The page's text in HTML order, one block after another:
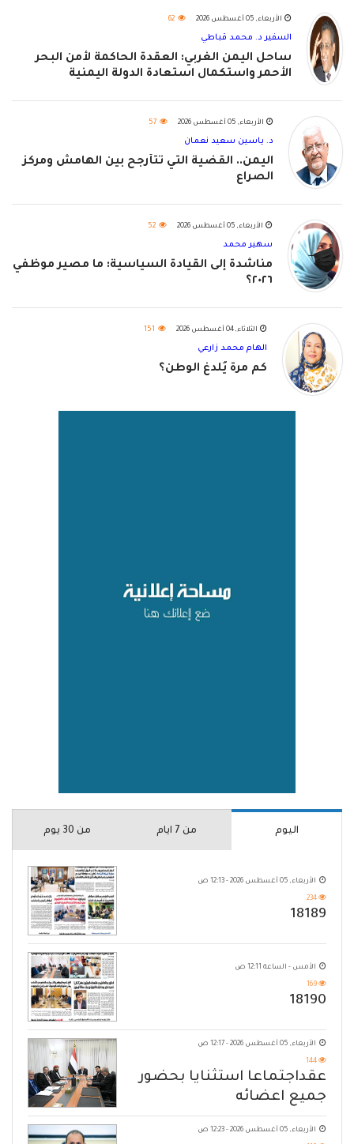
الأربعاء, 05 أغسطس 2026 62
السفير د. محمد قباطي
ساحل اليمن الغربي: العقدة الحاكمة لأمن البحر
الأحمر واستكمال استعادة الدولة اليمنية
الأربعاء, 05 أغسطس 2026 57
د. ياسين سعيد نعمان
اليمن.. القضية التي تتأرجح بين الهامش ومركز
الصراع
الأربعاء, 05 أغسطس 2026 52
سهير محمد
مناشدة إلى القيادة السياسية: ما مصير موظفي
٢٠٢٦؟
الثلاثاء, 04 أغسطس 2026 151
الهام محمد زارعي
كم مرة يُلدغ الوطن؟
اليوم من 7 ايام من 30 يوم
الأربعاء, 05 أغسطس 2026 - 12:13 ص
234
18189
الأمس - الساعة 12:11 ص
169
18190
الأربعاء, 05 أغسطس 2026 - 12:17 ص
144
عقداجتماعا استثنايا بحضور
جميع اعضائه
الأربعاء, 05 أغسطس 2026 - 12:23 ص